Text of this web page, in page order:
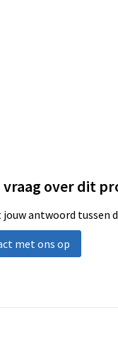
vraag over dit
antwoord tussen
met ons op